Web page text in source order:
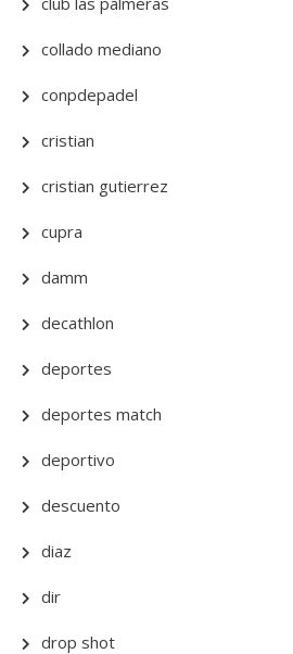
collado mediano
conpdepadel
cristian
cristian gutierrez
cupra
damm
decathlon
deportes
deportes match
deportivo
descuento
diaz
dir
drop shot